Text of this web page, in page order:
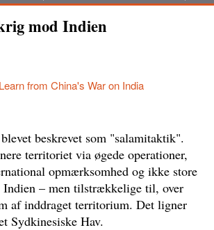
mod Indien
from China's War on India
beskrevet som "salamitaktik".
territoriet via øgede operationer,
opmærksomhed og ikke store
– men tilstrækkelige til, over
af inddraget territorium. Det ligner
Sydkinesiske Hav.